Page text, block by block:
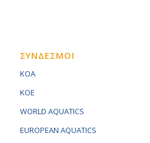
ΣΥΝΔΕΣΜΟΙ
KOA
KOE
WORLD AQUATICS
EUROPEAN AQUATICS